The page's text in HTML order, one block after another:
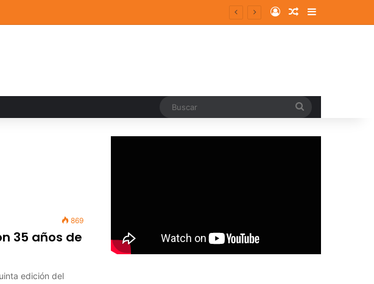
de artistas emergentes y consolidados Log InRandom Article
Sidebar
869
35 años de
edición del